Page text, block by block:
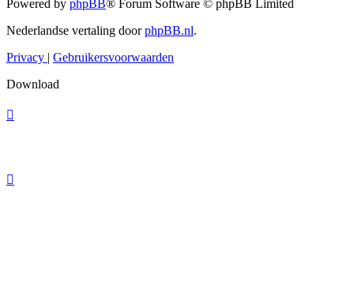
Powered by phpBB® Forum Software © phpBB Limited
Nederlandse vertaling doorphpBB.nl.
Privacy | Gebruikersvoorwaarden
Download